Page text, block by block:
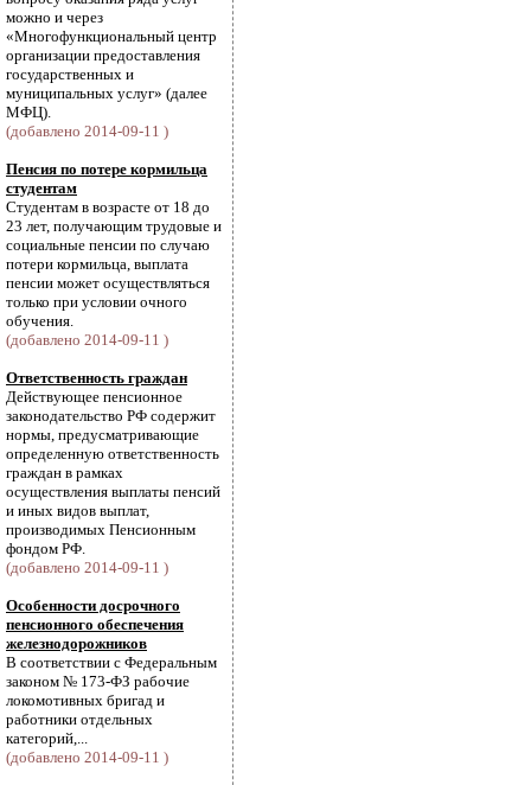
можно и через
«Многофункциональный центр
организации предоставления
государственных и
муниципальных услуг» (далее
МФЦ).
(добавлено 2014-09-11 )
Пенсия по потере кормильца
студентам
Студентам в возрасте от 18 до
23 лет, получающим трудовые и
социальные пенсии по случаю
потери кормильца, выплата
пенсии может осуществляться
только при условии очного
обучения.
(добавлено 2014-09-11 )
Ответственность граждан
Действующее пенсионное
законодательство РФ содержит
нормы, предусматривающие
определенную ответственность
граждан в рамках
осуществления выплаты пенсий
и иных видов выплат,
производимых Пенсионным
фондом РФ.
(добавлено 2014-09-11 )
Особенности досрочного
пенсионного обеспечения
железнодорожников
В соответствии с Федеральным
законом № 173-ФЗ рабочие
локомотивных бригад и
работники отдельных
категорий,...
(добавлено 2014-09-11 )